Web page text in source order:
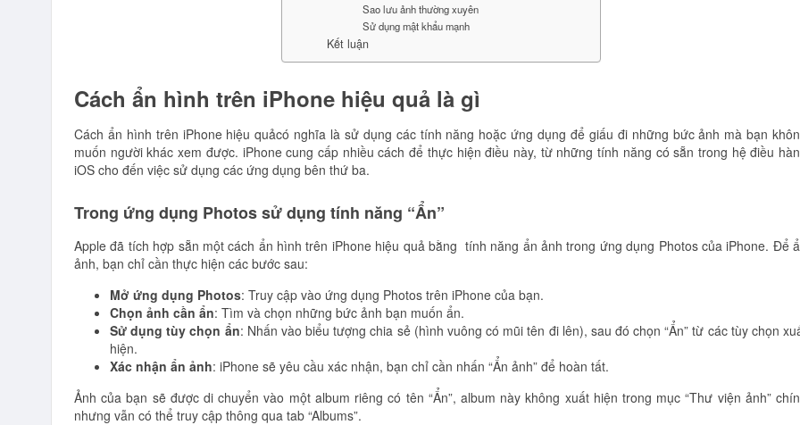
Sao lưu ảnh thường xuyên
Sử dụng mật khẩu mạnh
Kết luận
Cách ẩn hình trên iPhone hiệu quả là gì
Cách ẩn hình trên iPhone hiệu quảcó nghĩa là sử dụng các tính năng hoặc ứng dụng để giấu đi những bức ảnh mà bạn
muốn người khác xem được. iPhone cung cấp nhiều cách để thực hiện điều này, từ những tính năng có sẵn trong hệ điều
iOS cho đến việc sử dụng các ứng dụng bên thứ ba.
Trong ứng dụng Photos sử dụng tính năng “Ẩn”
Apple đã tích hợp sẵn một cách ẩn hình trên iPhone hiệu quả bằng tính năng ẩn ảnh trong ứng dụng Photos của iPhone. Để
ảnh, bạn chỉ cần thực hiện các bước sau:
Mở ứng dụng Photos: Truy cập vào ứng dụng Photos trên iPhone của bạn.
Chọn ảnh cần ẩn: Tìm và chọn những bức ảnh bạn muốn ẩn.
Sử dụng tùy chọn ẩn: Nhấn vào biểu tượng chia sẻ (hình vuông có mũi tên đi lên), sau đó chọn “Ẩn” từ các tùy chọn
hiện.
Xác nhận ẩn ảnh: iPhone sẽ yêu cầu xác nhận, bạn chỉ cần nhấn “Ẩn ảnh” để hoàn tất.
Ảnh của bạn sẽ được di chuyển vào một album riêng có tên “Ẩn”, album này không xuất hiện trong mục “Thư viện ảnh”
nhưng vẫn có thể truy cập thông qua tab “Albums”.